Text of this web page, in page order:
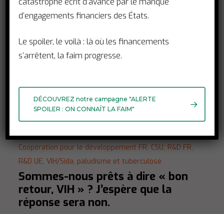
Coopération pour le développement FR, CSU, R&D FR,
R&D UE, VIH/Sida, paludisme et tuberculose
Sommes-nous prêts à dire « bon
retour, VIH » ? J’espère que la
réponse sera non.
d’engagements financiers des États.
Le spoiler, le voilà : là où les financements
s’arrêtent, la faim progresse.
DÉCOUVREZ notre campagne "ALERTE
SPOILER : ON CONNAÎT LA FAIM"